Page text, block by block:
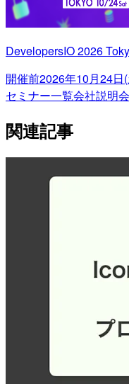
DevelopersIO 2026
開催前2026年10月24日
セミナー一覧会社説明
関連記事